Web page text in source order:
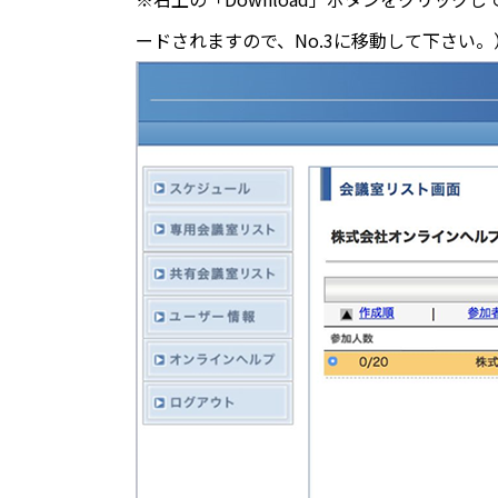
ードされますので、No.3に移動して下さい